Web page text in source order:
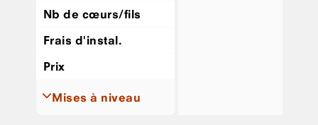
Nb de cœurs/fils
Frais d'instal.
Prix
Mises à niveau